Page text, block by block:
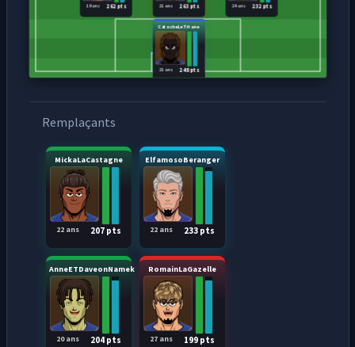
CatocheLeTitane
248 pts
21 ans
262 pts
19 ans 263 pts
21 ans 232 pts
24 ans
Remplaçants
MickaLaCastagne
207 pts
22 ans
ElfamosoBeranger
233 pts
22 ans
AnneETDaveonNamek
204 pts
20 ans
RomainLaGazelle
199 pts
27 ans